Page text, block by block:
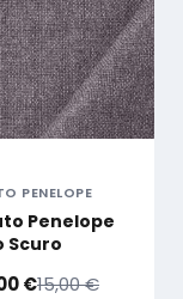
PENELOPE
Penelope
Scuro
€15,00€